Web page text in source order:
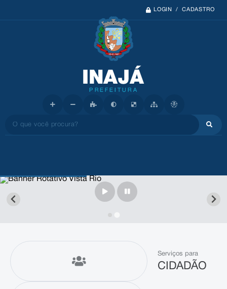
LOGIN / CADASTRO
O que você procura?
CIDADÃO
Serviços para